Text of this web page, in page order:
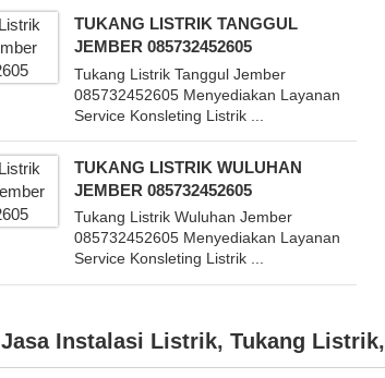
TUKANG LISTRIK TANGGUL
JEMBER 085732452605
Tukang Listrik Tanggul Jember
085732452605 Menyediakan Layanan
Service Konsleting Listrik ...
TUKANG LISTRIK WULUHAN
JEMBER 085732452605
Tukang Listrik Wuluhan Jember
085732452605 Menyediakan Layanan
Service Konsleting Listrik ...
Jasa Instalasi Listrik, Tukang Listrik,